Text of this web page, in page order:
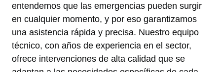
entendemos que las emergencias pueden surgir
en cualquier momento, y por eso garantizamos
una asistencia rápida y precisa. Nuestro equipo
técnico, con años de experiencia en el sector,
ofrece intervenciones de alta calidad que se